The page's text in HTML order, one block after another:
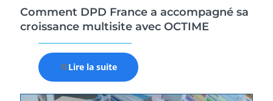
Comment DPD France a accompagné sa
croissance multisite avec OCTIME
Lire la suite